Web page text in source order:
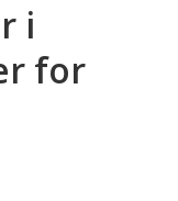
i
for